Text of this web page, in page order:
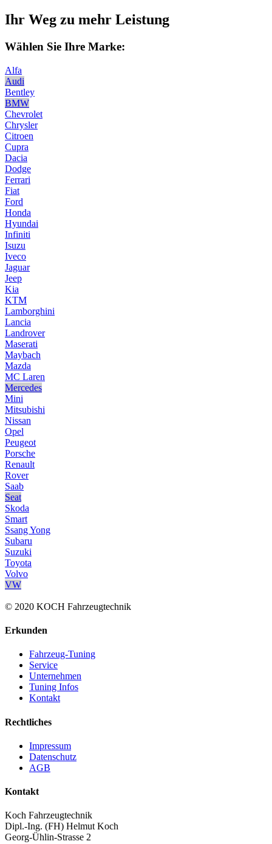
Ihr Weg zu mehr Leistung
Wählen Sie Ihre Marke:
Alfa
Audi
Bentley
BMW
Chevrolet
Chrysler
Citroen
Cupra
Dacia
Dodge
Ferrari
Fiat
Ford
Honda
Hyundai
Infiniti
Isuzu
Iveco
Jaguar
Jeep
Kia
KTM
Lamborghini
Lancia
Landrover
Maserati
Maybach
Mazda
MC Laren
Mercedes
Mini
Mitsubishi
Nissan
Opel
Peugeot
Porsche
Renault
Rover
Saab
Seat
Skoda
Smart
Ssang Yong
Subaru
Suzuki
Toyota
Volvo
VW
© 2020 KOCH Fahrzeugtechnik
Erkunden
Fahrzeug-Tuning
Service
Unternehmen
Tuning Infos
Kontakt
Rechtliches
Impressum
Datenschutz
AGB
Kontakt
Koch Fahrzeugtechnik
Dipl.-Ing. (FH) Helmut Koch
Georg-Ühlin-Strasse 2